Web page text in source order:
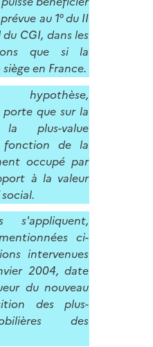
au 1° du II
CGI, dans les
que si la
en France.
que sur la
plus-value
fonction de la
occupé par
à la valeur
s'appliquent,
ci-
intervenues
2004, date
du nouveau
des plus-
des